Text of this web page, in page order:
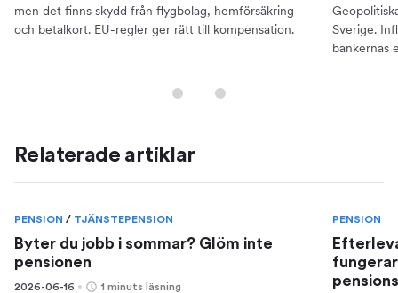
men det finns skydd från flygbolag, hemförsäkring
och betalkort. EU-regler ger rätt till kompensation.
Sverige.
bankernas
Relaterade artiklar
PENSION / TJÄNSTEPENSION
Byter du jobb i sommar? Glöm inte
pensionen
2026-06-16 1 minuts läsning
PENSION